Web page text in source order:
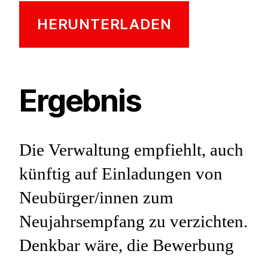
HERUNTERLADEN
Ergebnis
Die Verwaltung empfiehlt, auch
künftig auf Einladungen von
Neubürger/innen zum
Neujahrsempfang zu verzichten.
Denkbar wäre, die Bewerbung